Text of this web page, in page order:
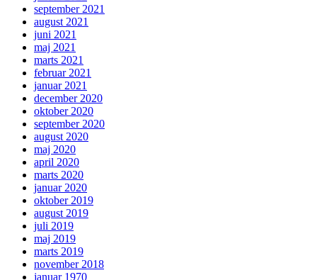
september 2021
august 2021
juni 2021
maj 2021
marts 2021
februar 2021
januar 2021
december 2020
oktober 2020
september 2020
august 2020
maj 2020
april 2020
marts 2020
januar 2020
oktober 2019
august 2019
juli 2019
maj 2019
marts 2019
november 2018
januar 1970